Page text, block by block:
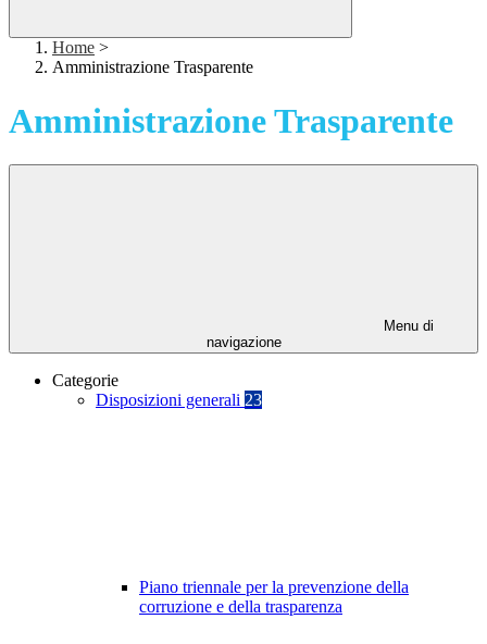
Home >
Amministrazione Trasparente
Amministrazione Trasparente
Menu di
navigazione
Categorie
Disposizioni generali 23
Piano triennale per la prevenzione della
corruzione e della trasparenza